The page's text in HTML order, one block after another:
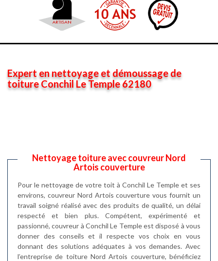
Expert en nettoyage et démoussage de
toiture Conchil Le Temple 62180
Nettoyage toiture avec couvreur Nord
Artois couverture
Pour le nettoyage de votre toit à Conchil Le Temple et ses
environs, couvreur Nord Artois couverture vous fournit un
travail soigné réalisé avec des produits de qualité, un délai
respecté et bien plus. Compétent, expérimenté et
passionné, couvreur à Conchil Le Temple est disposé à vous
donner des conseils et il respecte vos choix en vous
donnant des solutions adéquates à vos demandes. Avec
l’entreprise de toiture Nord Artois couverture, bénéficiez